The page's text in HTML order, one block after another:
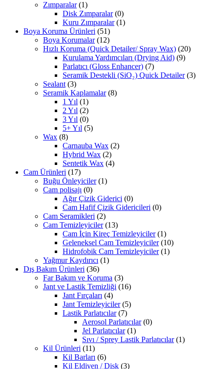
Zımparalar (1)
Disk Zımparalar (0)
Kuru Zımparalar (1)
Boya Koruma Ürünleri (51)
Boya Korumalar (12)
Hızlı Koruma (Quick Detailer/ Spray Wax) (20)
Kurulama Yardımcıları (Drying Aid) (9)
Parlatıcı (Gloss Enhancer) (7)
Seramik Destekli (SiO₂) Quick Detailer (3)
Sealant (3)
Seramik Kaplamalar (8)
1 Yıl (1)
2 Yıl (2)
3 Yıl (0)
5+ Yıl (5)
Wax (8)
Carnauba Wax (2)
Hybrid Wax (2)
Sentetik Wax (4)
Cam Ürünleri (17)
Buğu Önleyiciler (1)
Cam polisajı (0)
Ağır Çizik Giderici (0)
Cam Hafif Çizik Gidericileri (0)
Cam Seramikleri (2)
Cam Temizleyiciler (13)
Cam İçin Kireç Temizleyiciler (1)
Geleneksel Cam Temizleyiciler (10)
Hidrofobik Cam Temizleyiciler (1)
Yağmur Kaydırıcı (1)
Dış Bakım Ürünleri (36)
Far Bakım ve Koruma (3)
Jant ve Lastik Temizliği (16)
Jant Fırçaları (4)
Jant Temizleyiciler (5)
Lastik Parlatıcılar (7)
Aerosol Parlatıcılar (0)
Jel Parlatıcılar (1)
Sıvı / Sprey Lastik Parlatıcılar (1)
Kil Ürünleri (11)
Kil Barları (6)
Kil Eldiven / Disk (3)